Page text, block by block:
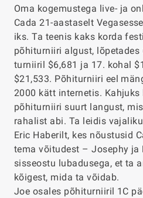
Oma kogemustega live- ja
Cada 21-aastaselt
iks. Ta teenis kaks korda
põhiturniiri algust, lõpetades
turniiril $6,681 ja 17. kohal
$21,533. Põhiturniiri eel
2000 kätt internetis.
põhiturniiri suurt langust,
rahalist abi. Ta leidis
Eric Haberilt, kes nõustusid
tema võitudest – Josephy ja
sisseostu lubadusega, et ta
kõigest, mida ta võidab.
Joe osales põhiturniiril 1C